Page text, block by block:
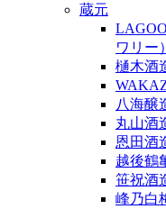
蔵元
ワリー）
樋木酒
八海醸
丸山酒
恩田酒
越後鶴
笹祝酒
峰乃白